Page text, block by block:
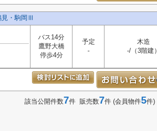
見・駒岡Ⅲ
バス14分
鷹野大橋
停歩4分
予定
-
木造
-/（3階建）
該当公開件数7件 販売数7件 (会員物件5件)